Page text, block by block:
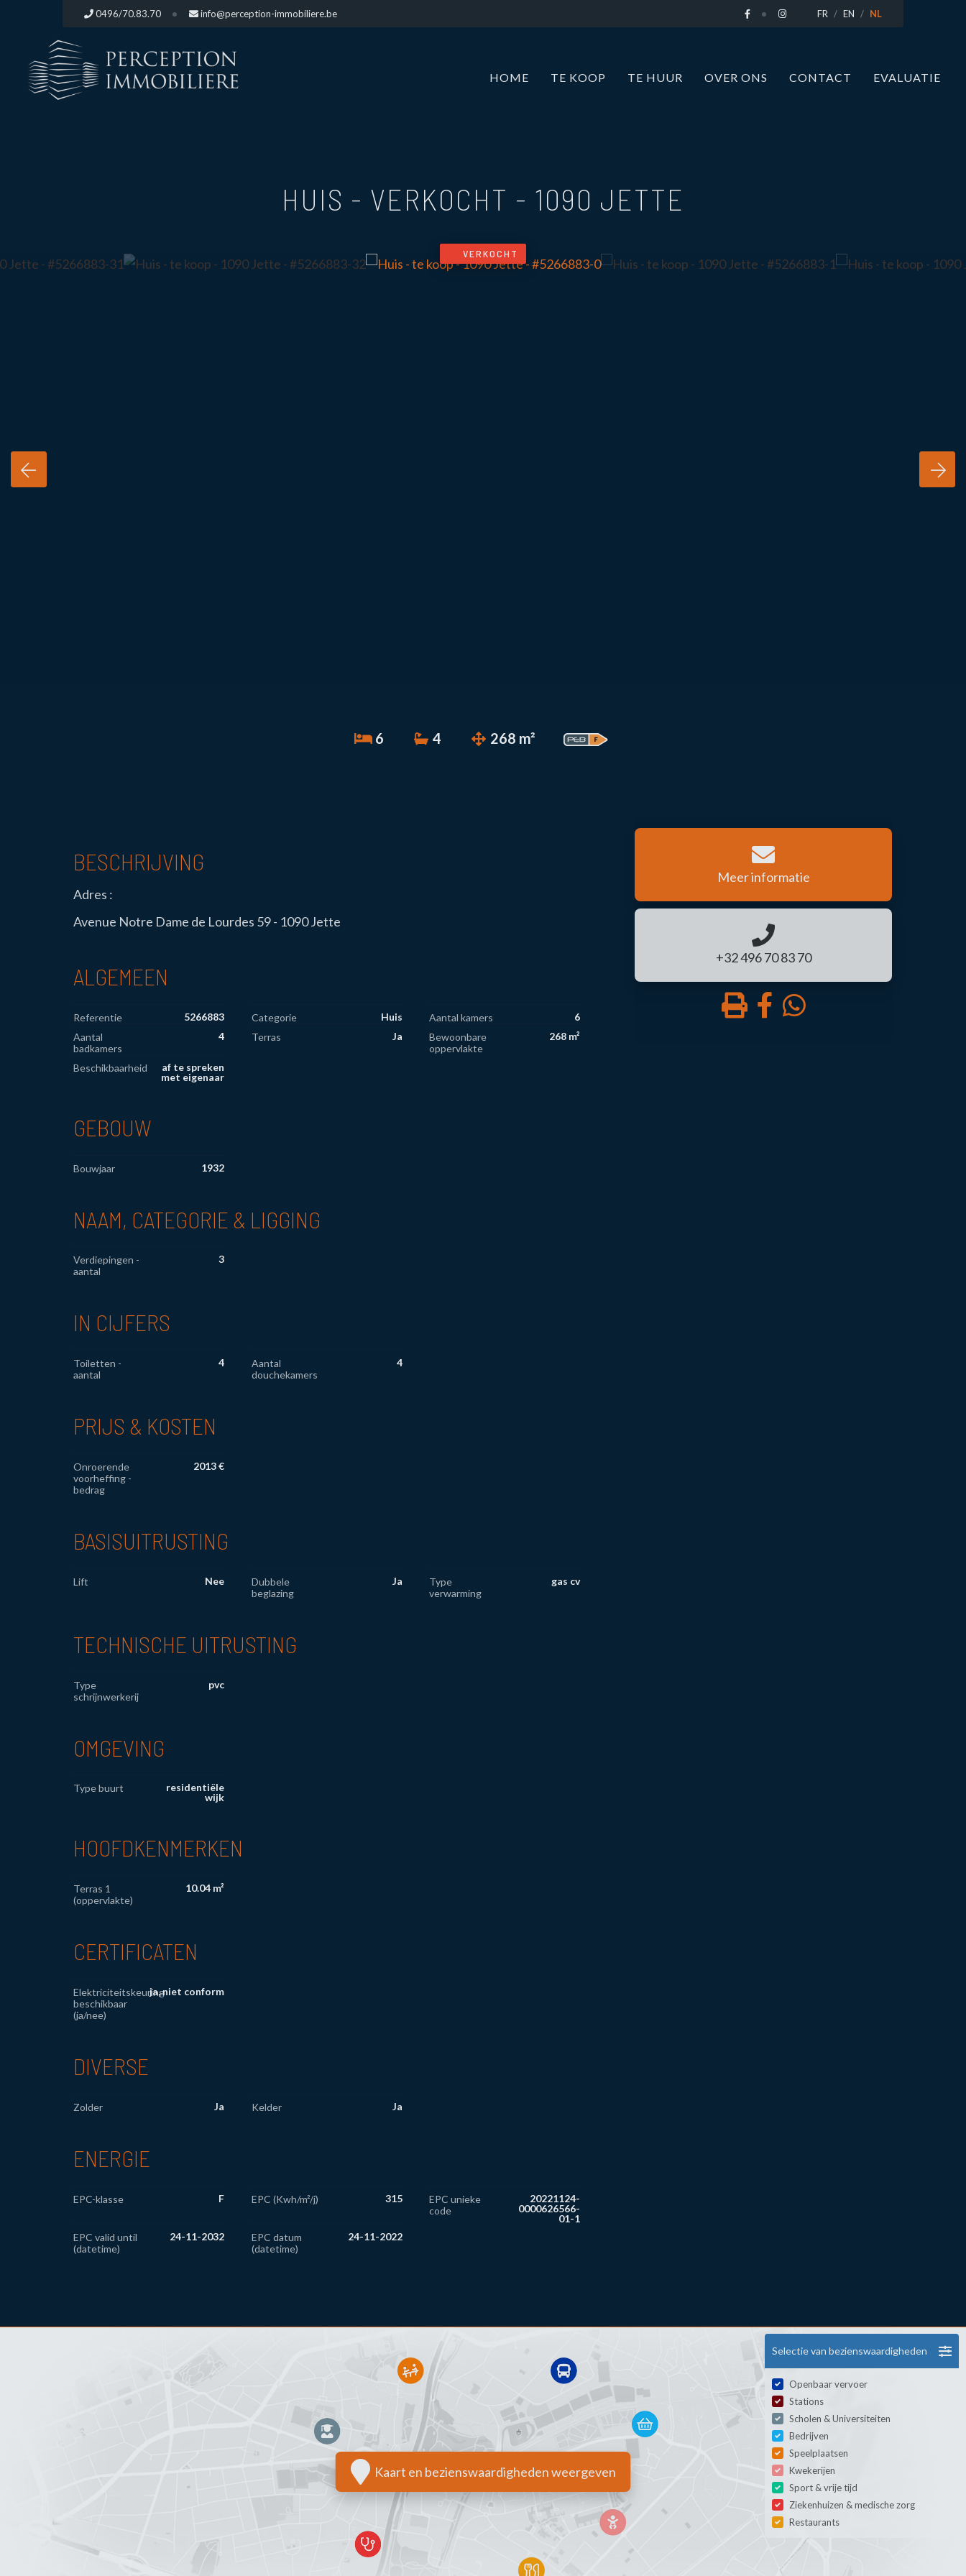
0496/70.83.70 info@perception-immobiliere.be FR EN NL
HOME TE KOOP TE HUUR OVER ONS CONTACT EVALUATIE
HUIS - VERKOCHT - 1090 JETTE
VERKOCHT
6 4 268 m²
BESCHRIJVING
Adres :
Avenue Notre Dame de Lourdes 59 - 1090 Jette
ALGEMEEN
Referentie 5266883 Categorie Huis Aantal kamers
6
Aantal
badkamers
4 Terras Ja
Bewoonbare
oppervlakte
268 m²
Beschikbaarheid
af te spreken
met eigenaar
GEBOUW
Bouwjaar 1932
NAAM, CATEGORIE & LIGGING
Verdiepingen -
aantal
3
IN CIJFERS
Toiletten -
aantal
4
Aantal
douchekamers
4
PRIJS & KOSTEN
Onroerende
voorheffing -
bedrag
2013 €
BASISUITRUSTING
Lift Nee
Dubbele
beglazing
Ja
Type
verwarming
gas cv
TECHNISCHE UITRUSTING
Type
schrijnwerkerij
pvc
OMGEVING
Type buurt
residentiële
wijk
HOOFDKENMERKEN
Terras 1
(oppervlakte)
10.04 m²
CERTIFICATEN
Elektriciteitskeuring
beschikbaar
(ja/nee)
ja, niet conform
DIVERSE
Zolder Ja Kelder Ja
ENERGIE
EPC-klasse F EPC (Kwh/m²/j) 315
EPC unieke
code
20221124-
0000626566-
01-1
EPC valid until
(datetime)
24-11-2032
EPC datum
(datetime)
24-11-2022
Meer informatie
+32 496 70 83 70
Selectie van bezienswaardigheden
Openbaar vervoer
Stations
Scholen & Universiteiten
Bedrijven
Speelplaatsen
Kwekerijen
Sport & vrije tijd
Ziekenhuizen & medische zorg
Restaurants
Kaart en bezienswaardigheden weergeven